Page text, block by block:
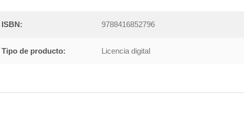
ISBN: 9788416852796
Tipo de producto: Licencia digital